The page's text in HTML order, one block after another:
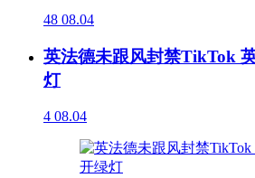
48 08.04
英法德未跟风封禁TikTok
灯
4 08.04